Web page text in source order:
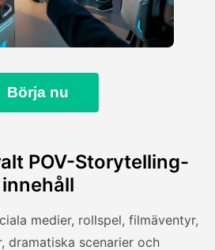
Börja nu
POV-Storytelling-
innehåll
medier, rollspel, filmäventyr,
dramatiska scenarier och